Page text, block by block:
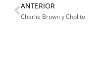
ANTERIOR
Charlie Brown y Cholito